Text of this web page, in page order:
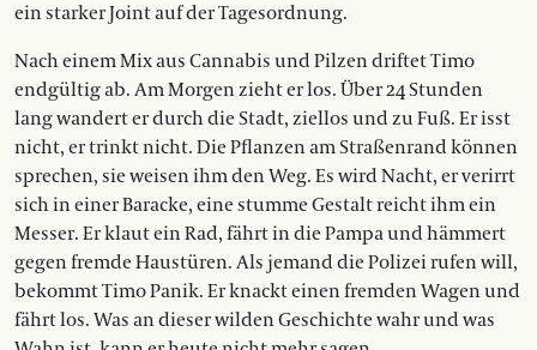
ein starker Joint auf der Tagesordnung.
Nach einem Mix aus Cannabis und Pilzen driftet Timo
endgültig ab. Am Morgen zieht er los. Über 24 Stunden
lang wandert er durch die Stadt, ziellos und zu Fuß. Er isst
nicht, er trinkt nicht. Die Pflanzen am Straßenrand können
sprechen, sie weisen ihm den Weg. Es wird Nacht, er verirrt
sich in einer Baracke, eine stumme Gestalt reicht ihm ein
Messer. Er klaut ein Rad, fährt in die Pampa und hämmert
gegen fremde Haustüren. Als jemand die Polizei rufen will,
bekommt Timo Panik. Er knackt einen fremden Wagen und
fährt los. Was an dieser wilden Geschichte wahr und was